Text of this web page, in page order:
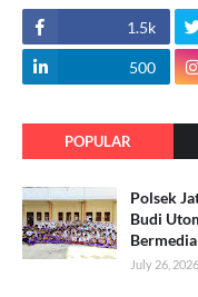
1.5k
500
POPULAR
Polsek
Budi
July 26, 2026